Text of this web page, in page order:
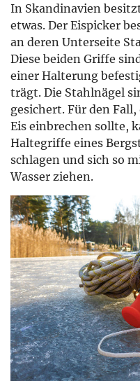
In Skandinavien
etwas. Der Eispicker
an deren Unterseite
Diese beiden Griffe
einer Halterung
trägt. Die Stahlnägel
gesichert. Für den
Eis einbrechen sollte,
Haltegriffe eines
schlagen und sich so
Wasser ziehen.